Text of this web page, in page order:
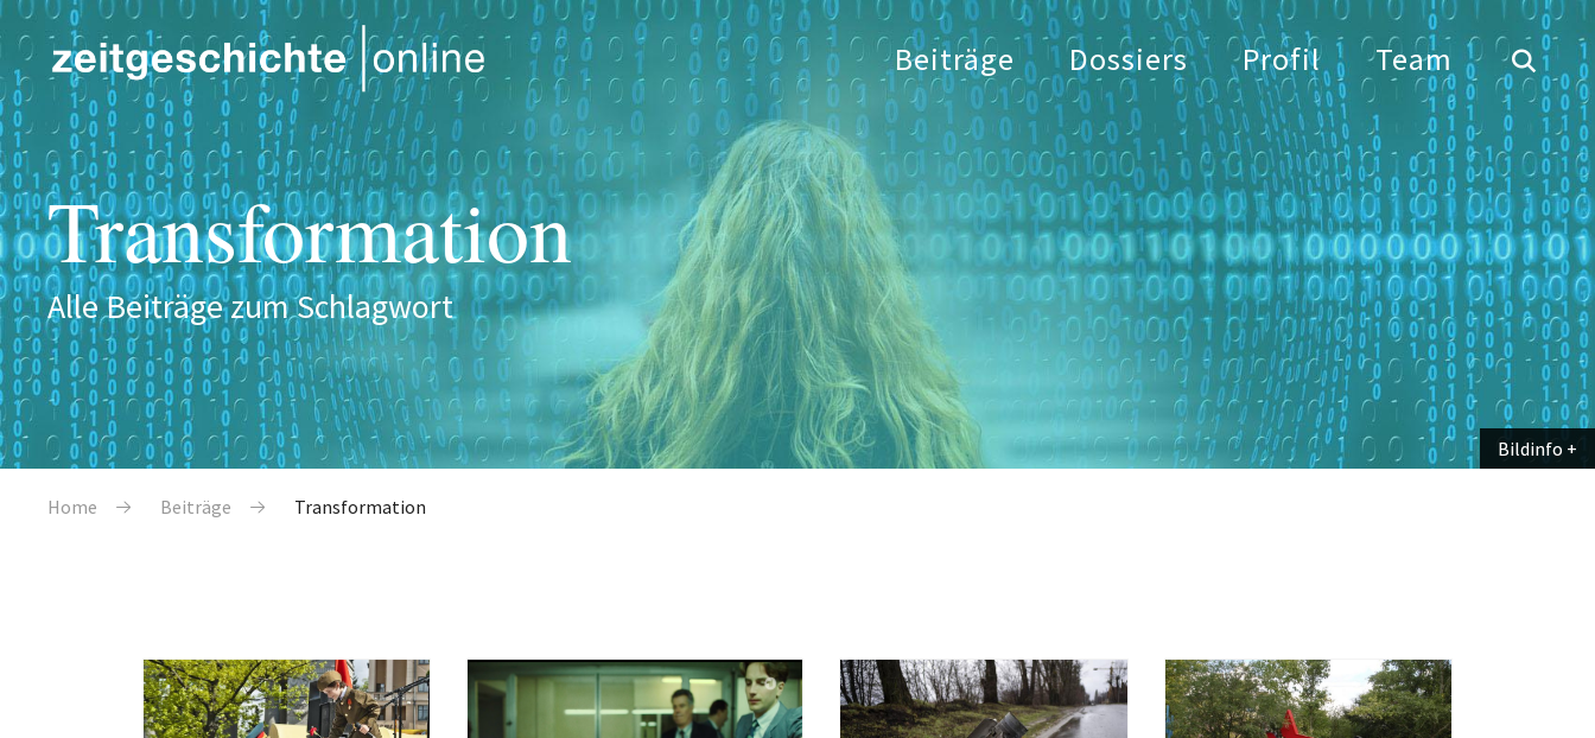
Direkt zum Inhalt
Beiträge Dossiers Profil Team
Transformation
Alle Beiträge zum Schlagwort
Bildinfo
Bildinfo
Pfadnavigation
Home Beiträge Transformation